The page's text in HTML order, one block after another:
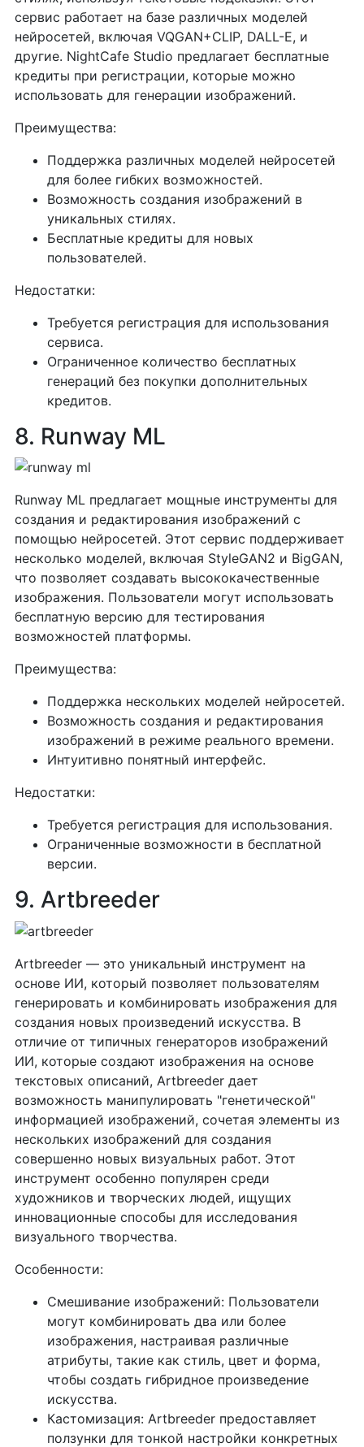
сервис работает на базе различных моделей
нейросетей, включая VQGAN+CLIP, DALL-E, и
другие. NightCafe Studio предлагает бесплатные
кредиты при регистрации, которые можно
использовать для генерации изображений.
Преимущества:
Поддержка различных моделей нейросетей
для более гибких возможностей.
Возможность создания изображений в
уникальных стилях.
Бесплатные кредиты для новых
пользователей.
Недостатки:
Требуется регистрация для использования
сервиса.
Ограниченное количество бесплатных
генераций без покупки дополнительных
кредитов.
8. Runway ML
Runway ML предлагает мощные инструменты для
создания и редактирования изображений с
помощью нейросетей. Этот сервис поддерживает
несколько моделей, включая StyleGAN2 и BigGAN,
что позволяет создавать высококачественные
изображения. Пользователи могут использовать
бесплатную версию для тестирования
возможностей платформы.
Преимущества:
Поддержка нескольких моделей нейросетей.
Возможность создания и редактирования
изображений в режиме реального времени.
Интуитивно понятный интерфейс.
Недостатки:
Требуется регистрация для использования.
Ограниченные возможности в бесплатной
версии.
9. Artbreeder
Artbreeder — это уникальный инструмент на
основе ИИ, который позволяет пользователям
генерировать и комбинировать изображения для
создания новых произведений искусства. В
отличие от типичных генераторов изображений
ИИ, которые создают изображения на основе
текстовых описаний, Artbreeder дает
возможность манипулировать "генетической"
информацией изображений, сочетая элементы из
нескольких изображений для создания
совершенно новых визуальных работ. Этот
инструмент особенно популярен среди
художников и творческих людей, ищущих
инновационные способы для исследования
визуального творчества.
Особенности:
Смешивание изображений: Пользователи
могут комбинировать два или более
изображения, настраивая различные
атрибуты, такие как стиль, цвет и форма,
чтобы создать гибридное произведение
искусства.
Кастомизация: Artbreeder предоставляет
ползунки для тонкой настройки конкретных